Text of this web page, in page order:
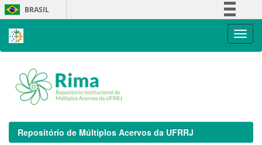
Skip
navigation
BRASIL
Repositório de Múltiplos Acervos da UFRRJ